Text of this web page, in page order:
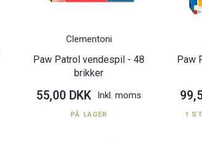
100% FSC
Clementoni
Paw Patrol vendespil - 48
brikker
55,00 DKK Inkl. moms
PÅ LAGER
Paw
1